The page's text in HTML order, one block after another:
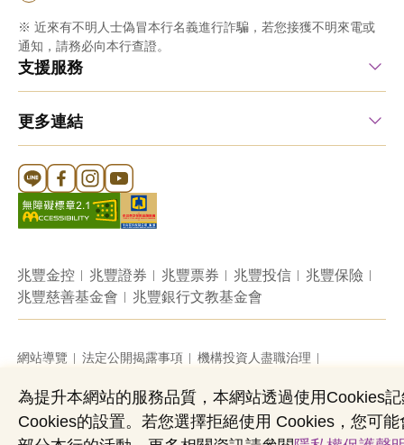
※ 近來有不明人士偽冒本行名義進行詐騙，若您接獲不明來電或
通知，請務必向本行查證。
支援服務
更多連結
Line 官方帳號
FB 官方帳號
Instagram 官方帳號
YouTube 官方帳號
兆豐金控 兆豐證券 兆豐票券 兆豐投信
兆豐保險
兆豐慈善基金會
兆豐銀行文教基金會
網站導覽 法定公開揭露事項
機構投資人盡職治理
營業人：兆豐國際商業銀行股份有限公司
營利事業統一編號：03705903
為提升本網站的服務品質，本網站透過使用Cookies
Cookies的設置。若您選擇拒絕使用 Cookies，您可